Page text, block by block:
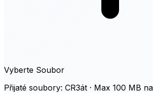
Vyberte Soubor
Přijaté soubory: CR3át · Max 100 MB